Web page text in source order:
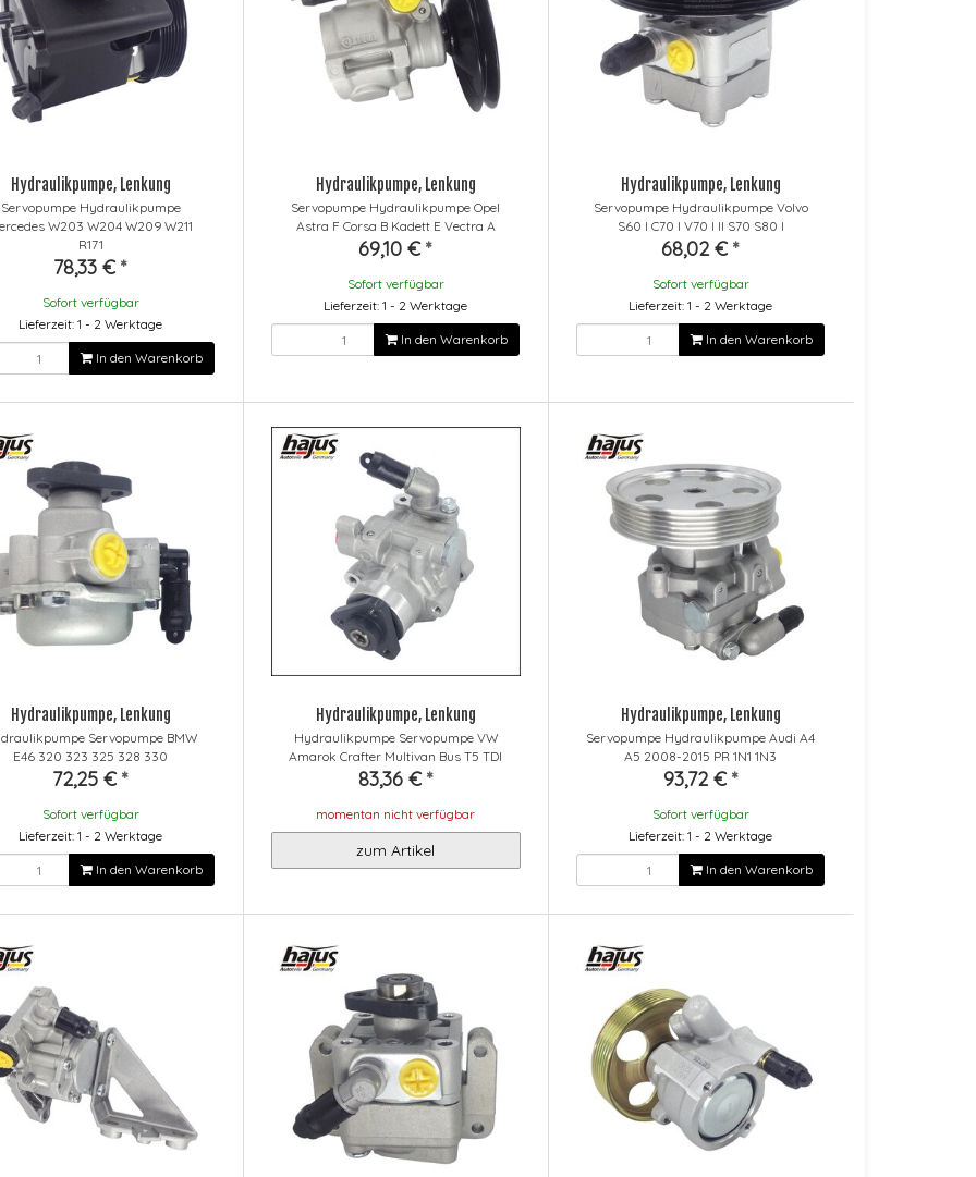
Hydraulikpumpe, Lenkung
Servopumpe Hydraulikpumpe
W203 W204 W209 W211
R171
78,33 € *
Sofort verfügbar
Lieferzeit: 1 - 2 Werktage
In den Warenkorb
Hydraulikpumpe, Lenkung
Servopumpe Hydraulikpumpe Opel
Astra F Corsa B Kadett E Vectra A
69,10 € *
Sofort verfügbar
Lieferzeit: 1 - 2 Werktage
In den Warenkorb
Hydraulikpumpe, Lenkung
Servopumpe Hydraulikpumpe Volvo
S60 I C70 I V70 I II S70 S80 I
68,02 € *
Sofort verfügbar
Lieferzeit: 1 - 2 Werktage
In den Warenkorb
Hydraulikpumpe, Lenkung
Servopumpe BMW
E46 320 323 325 328 330
72,25 € *
Sofort verfügbar
Lieferzeit: 1 - 2 Werktage
In den Warenkorb
Hydraulikpumpe, Lenkung
Hydraulikpumpe Servopumpe VW
Amarok Crafter Multivan Bus T5 TDI
83,36 € *
momentan nicht verfügbar
zum Artikel
Hydraulikpumpe, Lenkung
Servopumpe Hydraulikpumpe Audi A4
A5 2008-2015 PR 1N1 1N3
93,72 € *
Sofort verfügbar
Lieferzeit: 1 - 2 Werktage
In den Warenkorb